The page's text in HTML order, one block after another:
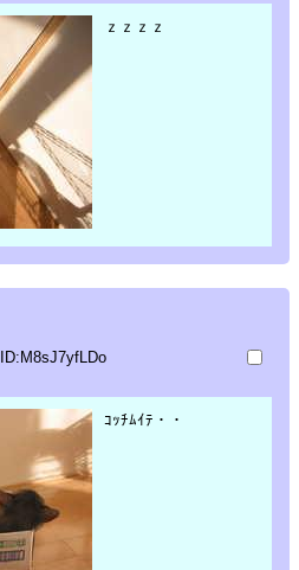
ｚｚｚｚ
ID:M8sJ7yfLDo
ｺｯﾁﾑｲﾃ・・